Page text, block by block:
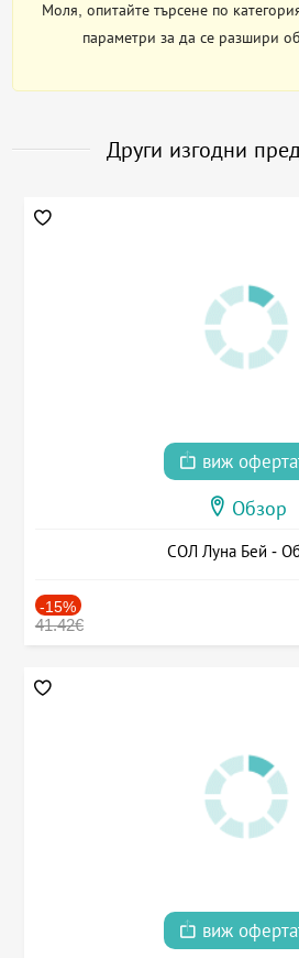
Моля, опитайте търсене по
параметри за да се разшири
Други изгодни
виж
Обзор
СОЛ Луна Бей -
-15%
41.42€
виж